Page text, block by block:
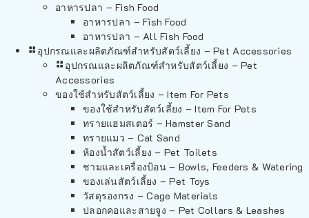
อาหารปลา – Fish Food
อาหารปลา – Fish Food
อาหารปลา – All Fish Food
อุปกรณและผลิตภัณฑ์สำหรับสัตว์เลี้ยง – Pet Accessories
อุปกรณและผลิตภัณฑ์สำหรับสัตว์เลี้ยง – Pet
Accessories
ของใช้สำหรับสัตว์เลี้ยง – Item For Pets
ของใช้สำหรับสัตว์เลี้ยง – Item For Pets
ทรายแฮมสเตอร์ – Hamster Sand
ทรายแมว – Cat Sand
ห้องน้ำสัตว์เลี้ยง – Pet Toilets
ชามและเครื่องป้อน – Bowls, Feeders & Watering
ของเล่นสัตว์เลี้ยง – Pet Toys
วัสดุรองกรง – Cage Materials
ปลอกคอและสายจูง – Pet Collars & Leashes